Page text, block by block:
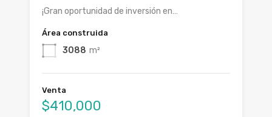
¡Gran oportunidad de inversión en…
Área construida
3088 m²
Venta
$410,000